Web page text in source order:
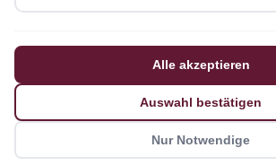
Stellenanzeigen
Datenschutzerklärung
Barrierefreiheitserklärung
Alle akzeptieren
Auswahl bestätigen
Nur Notwendige